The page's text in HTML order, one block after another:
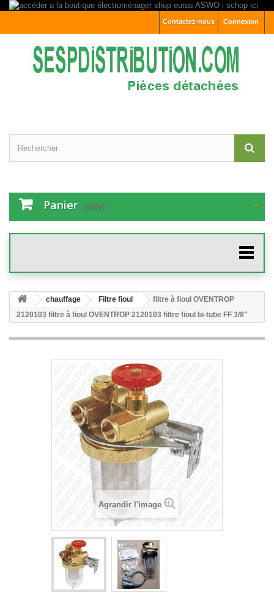
Connexion
Contactez-nous
Panier (vide)
chauffage Filtre fioul
filtre à fioul OVENTROP
2120103 filtre à fioul OVENTROP 2120103 filtre fioul bi-tube FF 3/8"
Agrandir l'image